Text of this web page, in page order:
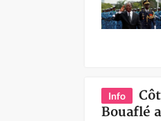
Info
Bouaflé